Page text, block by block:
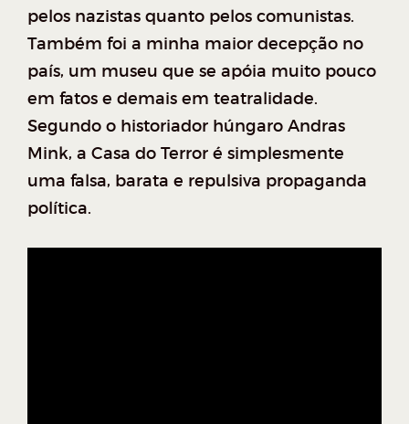
pelos nazistas quanto pelos comunistas.
Também foi a minha maior decepção no
país, um museu que se apóia muito pouco
em fatos e demais em teatralidade.
Segundo o historiador húngaro Andras
Mink, a Casa do Terror é simplesmente
uma falsa, barata e repulsiva propaganda
política.